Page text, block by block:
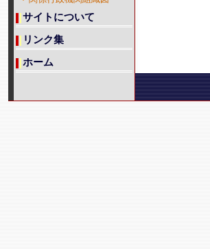
サイトについて
リンク集
ホーム